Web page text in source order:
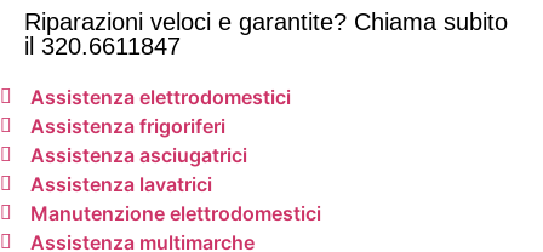
Riparazioni veloci e garantite? Chiama subito
il 320.6611847
Assistenza elettrodomestici
Assistenza frigoriferi
Assistenza asciugatrici
Assistenza lavatrici
Manutenzione elettrodomestici
Assistenza multimarche